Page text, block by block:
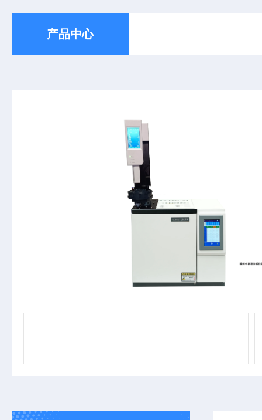
产品中心